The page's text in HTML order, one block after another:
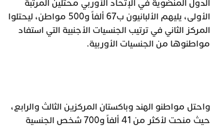
الدول المنضوية في الإتحاد الأوربي محتلين المرتبة
الأولى، يليهم الألبانيون ب67 ألفاً و500 مواطن، ليحتلوا
المركز الثاني في ترتيب الجنسيات الأجنبية التي استفاد
مواطنوها من الجنسيات الأوربية.
واحتل مواطنو الهند وباكستان المركزين الثالث والرابع،
حيث منحت لأكثر من 41 ألفاً و700 شخص الجنسية